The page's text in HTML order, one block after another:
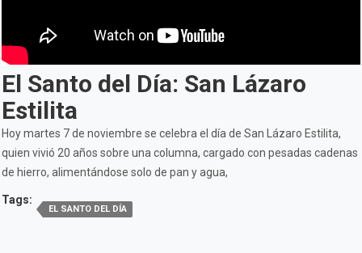
El Santo del Día: San Lázaro
Estilita
Hoy martes 7 de noviembre se celebra el día de San Lázaro Estilita,
quien vivió 20 años sobre una columna, cargado con pesadas cadenas
de hierro, alimentándose solo de pan y agua,
Tags:
EL SANTO DEL DÍA